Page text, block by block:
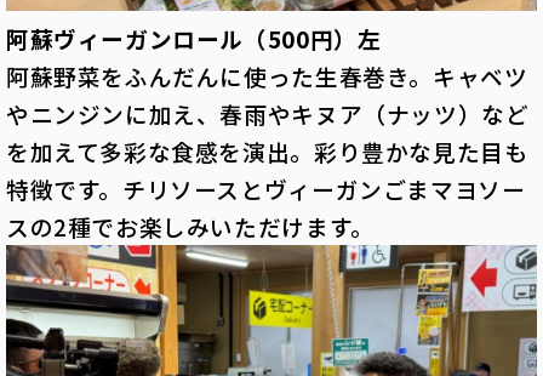
阿蘇ヴィーガンロール（500円）左
阿蘇野菜をふんだんに使った生春巻き。キャベツ
やニンジンに加え、春雨やキヌア（ナッツ）など
を加えて多彩な食感を演出。彩り豊かな見た目も
特徴です。チリソースとヴィーガンごまマヨソー
スの2種でお楽しみいただけます。